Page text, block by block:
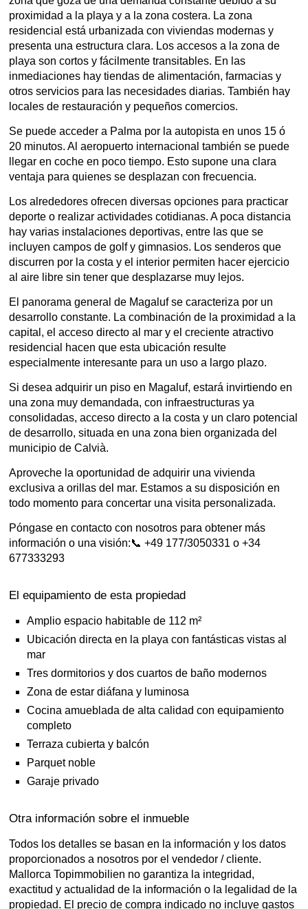
proximidad a la playa y a la zona costera. La zona
residencial está urbanizada con viviendas modernas y
presenta una estructura clara. Los accesos a la zona de
playa son cortos y fácilmente transitables. En las
inmediaciones hay tiendas de alimentación, farmacias y
otros servicios para las necesidades diarias. También hay
locales de restauración y pequeños comercios.
Se puede acceder a Palma por la autopista en unos 15 ó
20 minutos. Al aeropuerto internacional también se puede
llegar en coche en poco tiempo. Esto supone una clara
ventaja para quienes se desplazan con frecuencia.
Los alrededores ofrecen diversas opciones para practicar
deporte o realizar actividades cotidianas. A poca distancia
hay varias instalaciones deportivas, entre las que se
incluyen campos de golf y gimnasios. Los senderos que
discurren por la costa y el interior permiten hacer ejercicio
al aire libre sin tener que desplazarse muy lejos.
El panorama general de Magaluf se caracteriza por un
desarrollo constante. La combinación de la proximidad a la
capital, el acceso directo al mar y el creciente atractivo
residencial hacen que esta ubicación resulte
especialmente interesante para un uso a largo plazo.
Si desea adquirir un piso en Magaluf, estará invirtiendo en
una zona muy demandada, con infraestructuras ya
consolidadas, acceso directo a la costa y un claro potencial
de desarrollo, situada en una zona bien organizada del
municipio de Calvià.
Aproveche la oportunidad de adquirir una vivienda
exclusiva a orillas del mar. Estamos a su disposición en
todo momento para concertar una visita personalizada.
Póngase en contacto con nosotros para obtener más
información o una visión:📞 +49 177/3050331 o +34
677333293
El equipamiento de esta propiedad
Amplio espacio habitable de 112 m²
Ubicación directa en la playa con fantásticas vistas al
mar
Tres dormitorios y dos cuartos de baño modernos
Zona de estar diáfana y luminosa
Cocina amueblada de alta calidad con equipamiento
completo
Terraza cubierta y balcón
Parquet noble
Garaje privado
Otra información sobre el inmueble
Todos los detalles se basan en la información y los datos
proporcionados a nosotros por el vendedor / cliente.
Mallorca Topimmobilien no garantiza la integridad,
exactitud y actualidad de la información o la legalidad de la
propiedad. El precio de compra indicado no incluye gastos